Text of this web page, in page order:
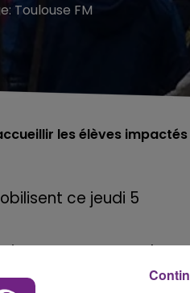
CHAMPAGNE FM
Toulouse FM
les élèves impactés
ce jeudi 5
notamment dans